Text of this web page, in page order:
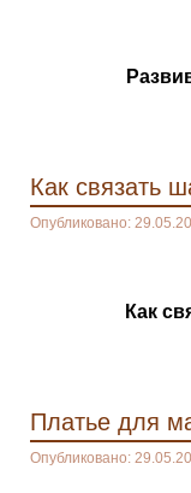
Как связать
Опубликовано:
Как
Платье для
Опубликовано: